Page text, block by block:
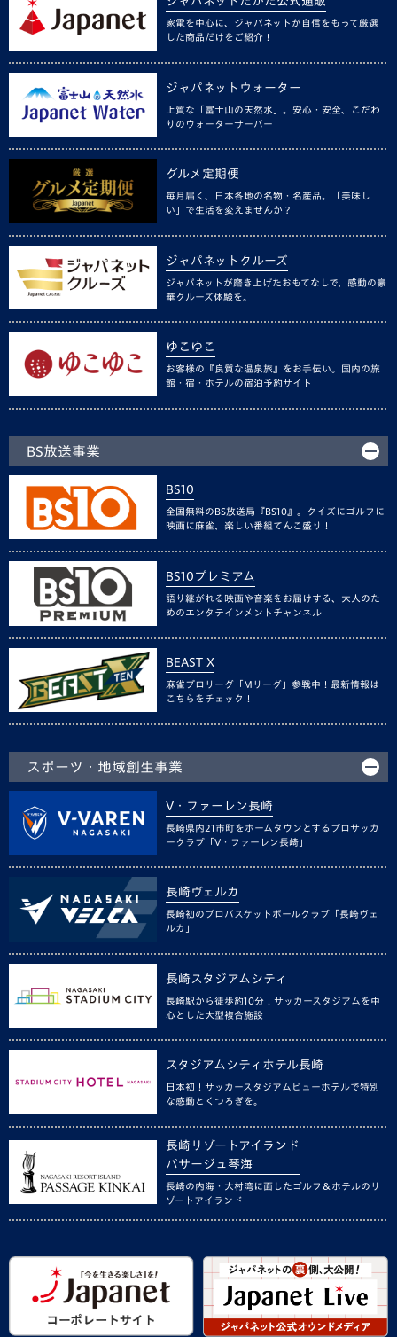
家電を中心に、ジャパネットが自信をもって厳選
した商品だけをご紹介！
ジャパネットウォーター
上質な「富士山の天然水」。安心・安全、こだわ
りのウォーターサーバー
グルメ定期便
毎月届く、日本各地の名物・名産品。「美味し
い」で生活を変えませんか？
ジャパネットクルーズ
ジャパネットが磨き上げたおもてなしで、感動の豪
華クルーズ体験を。
ゆこゆこ
お客様の『良質な温泉旅』をお手伝い。国内の旅
館・宿・ホテルの宿泊予約サイト
BS放送事業
BS10
全国無料のBS放送局『BS10』。クイズにゴルフに
映画に麻雀、楽しい番組てんこ盛り！
BS10プレミアム
語り継がれる映画や音楽をお届けする、大人のた
めのエンタテインメントチャンネル
BEAST X
麻雀プロリーグ「Mリーグ」参戦中！最新情報は
こちらをチェック！
スポーツ・地域創生事業
V・ファーレン長崎
長崎県内21市町をホームタウンとするプロサッカ
ークラブ「V・ファーレン長崎」
長崎ヴェルカ
長崎初のプロバスケットボールクラブ「長崎ヴェ
ルカ」
長崎スタジアムシティ
長崎駅から徒歩約10分！サッカースタジアムを中
心とした大型複合施設
スタジアムシティホテル長崎
日本初！サッカースタジアムビューホテルで特別
な感動とくつろぎを。
長崎リゾートアイランド
パサージュ琴海
長崎の内海・大村湾に面したゴルフ＆ホテルのリ
ゾートアイランド